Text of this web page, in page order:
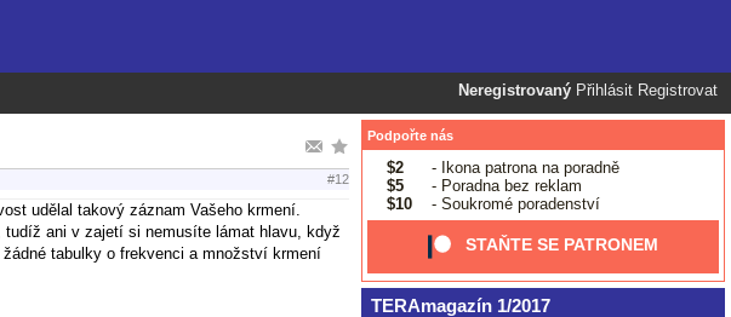
Neregistrovaný Přihlásit Registrovat
#12
udělal takový záznam Vašeho krmení.
ani v zajetí si nemusíte lámat hlavu, když
tabulky o frekvenci a množství krmení
Podpořte nás
$2
- Ikona patrona na poradně
$5
- Poradna bez reklam
$10
- Soukromé poradenství
STAŇTE SE PATRONEM
TERAmagazín 1/2017